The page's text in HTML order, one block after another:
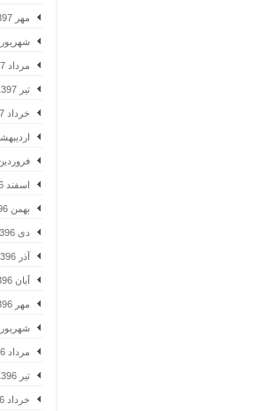
مهر 1397 (6)
شهریور 1397 (7)
مرداد 1397 (4)
تیر 1397 (5)
خرداد 1397 (6)
اردیبهشت 1397
فروردین 1397 (1)
اسفند 1396 (2)
بهمن 1396 (4)
دی 1396 (1)
آذر 1396 (3)
آبان 1396 (3)
مهر 1396 (1)
شهریور 1396 (7)
مرداد 1396 (1)
تیر 1396 (1)
خرداد 1396 (5)